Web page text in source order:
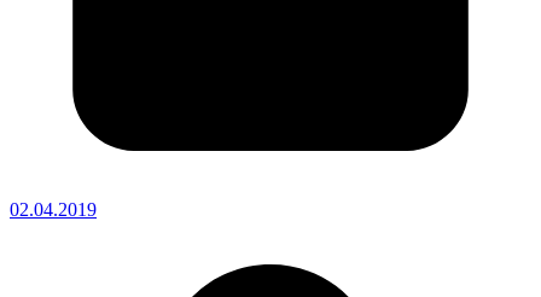
02.04.2019